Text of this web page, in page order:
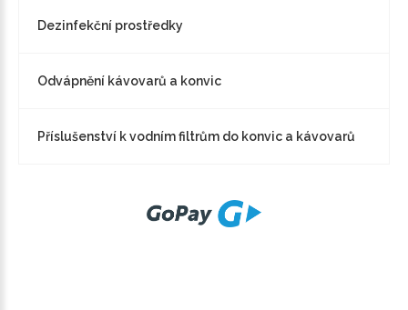
Dezinfekční prostředky
Odvápnění kávovarů a konvic
Příslušenství k vodním filtrům do konvic a kávovarů